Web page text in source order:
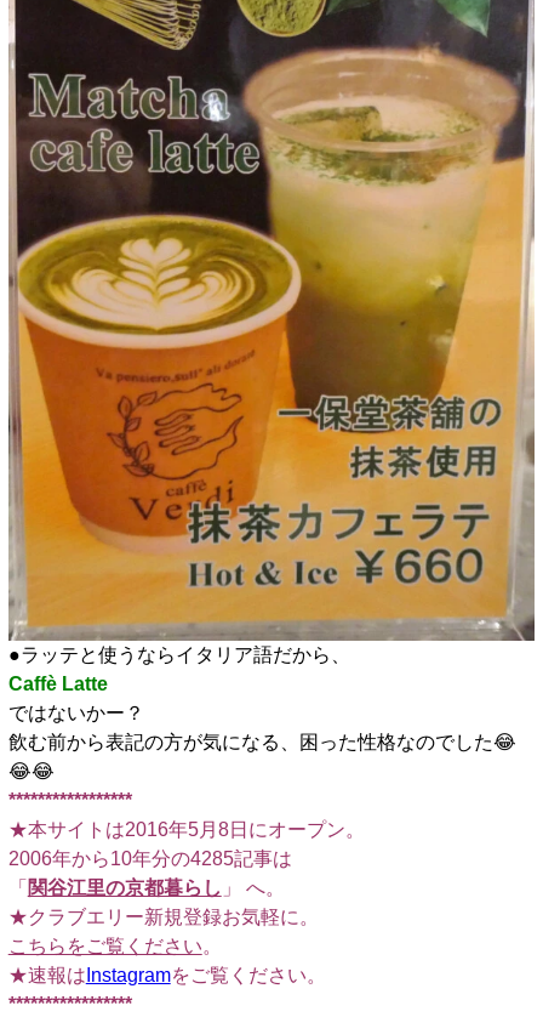
●ラッテと使うならイタリア語だから、
Caffè Latte
ではないかー？
飲む前から表記の方が気になる、困った性格なのでした😂
😂😂
*****************
★本サイトは2016年5月8日にオープン。
2006年から10年分の4285記事は
「 関谷江里の京都暮らし 」 へ。
★クラブエリー新規登録お気軽に。
こちらをご覧ください。
★速報は Instagramをご覧ください。
*****************